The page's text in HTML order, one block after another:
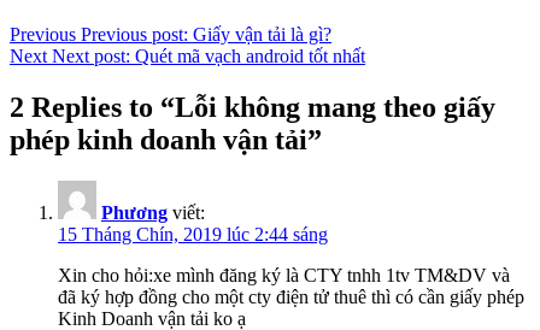
Previous Previous post: Giấy vận tải là gì?
Next Next post: Quét mã vạch android tốt nhất
2 Replies to “Lỗi không mang theo giấy
phép kinh doanh vận tải”
Phương viết:
15 Tháng Chín, 2019 lúc 2:44 sáng
Xin cho hỏi:xe mình đăng ký là CTY tnhh 1tv TM&DV và
đã ký hợp đồng cho một cty điện tử thuê thì có cần giấy phép
Kinh Doanh vận tải ko ạ